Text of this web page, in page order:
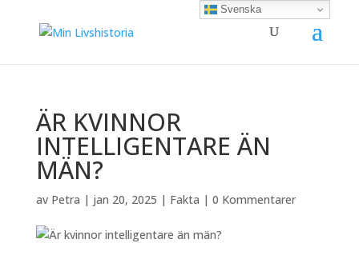
ÄR KVINNOR
INTELLIGENTARE ÄN
MÄN?
av Petra | jan 20, 2025 | Fakta | 0 Kommentarer
Svenska